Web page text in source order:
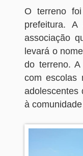
O terreno
prefeitura.
associação
levará o
do terreno.
com escolas
adolescentes
à